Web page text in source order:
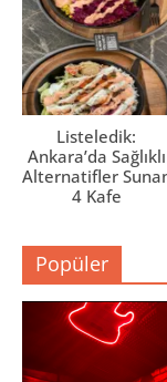
Listeledik:
Ankara’da Sağlıklı
Alternatifler
4 Kafe
Popüler